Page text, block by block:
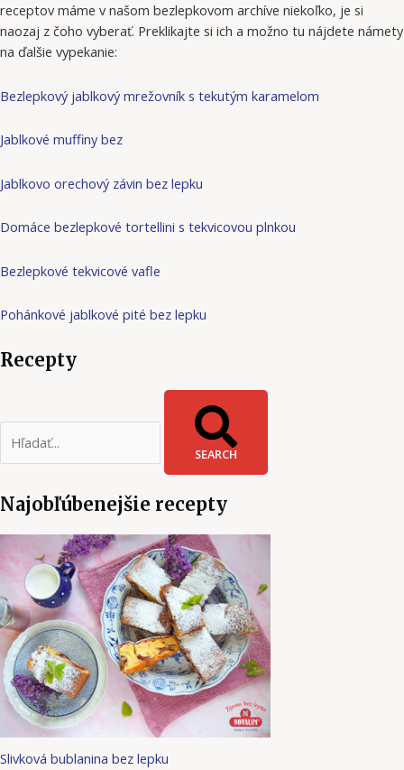
receptov máme v našom bezlepkovom archíve niekoľko, je si
naozaj z čoho vyberať. Preklikajte si ich a možno tu nájdete námety
na ďalšie vypekanie:
Bezlepkový jablkový mrežovník s tekutým karamelom
Jablkové muffiny bez
Jablkovo orechový závin bez lepku
Domáce bezlepkové tortellini s tekvicovou plnkou
Bezlepkové tekvicové vafle
Pohánkové jablkové pité bez lepku
Recepty
SEARCH
Najobľúbenejšie recepty
Slivková bublanina bez lepku